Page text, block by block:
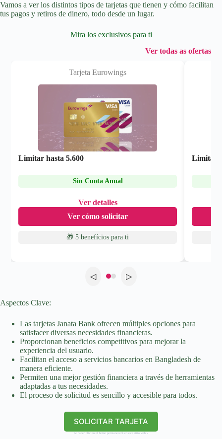
Vamos a ver los distintos tipos de tarjetas que tienen y cómo facilitan
tus pagos y retiros de dinero, todo desde un lugar.
Mira los exclusivos para ti
Ver todas as ofertas
Tarjeta Eurowings
Limitar hasta5.600
Sin Cuota Anual
Ver detalles
Ver cómo solicitar
🎁 5 benefícios para ti
Limitar
◁ ▷
Aspectos Clave:
Las tarjetas Janata Bank ofrecen múltiples opciones para
satisfacer diversas necesidades financieras.
Proporcionan beneficios competitivos para mejorar la
experiencia del usuario.
Facilitan el acceso a servicios bancarios en Bangladesh de
manera eficiente.
Permiten una mejor gestión financiera a través de herramientas
adaptadas a tus necesidades.
El proceso de solicitud es sencillo y accesible para todos.
SOLICITAR TARJETA
Al hacer clic en el botón permanecerá en este sitio web.v